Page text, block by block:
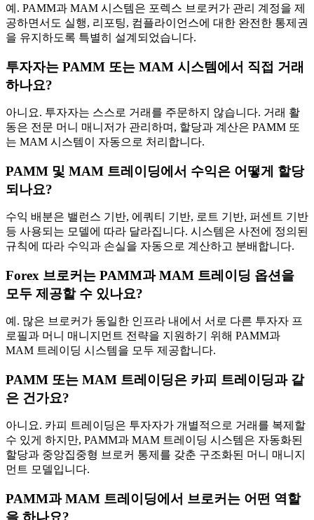
예. PAMM과 MAM 시스템은 포렉스 브로커가 관리 계정을 제
공하면서도 실행, 리포팅, 컴플라이언스에 대한 완전한 통제권
을 유지하도록 특별히 설계되었습니다.
투자자는 PAMM 또는 MAM 시스템에서 직접 거래
하나요?
아니요. 투자자는 스스로 거래를 주문하지 않습니다. 거래 활
동은 전문 머니 매니저가 관리하며, 할당과 계산은 PAMM 또
는 MAM 시스템이 자동으로 처리합니다.
PAMM 및 MAM 트레이딩에서 수익은 어떻게 할당
되나요?
수익 배분은 밸런스 기반, 에쿼티 기반, 로트 기반, 퍼센트 기반
등 사용되는 모델에 따라 달라집니다. 시스템은 사전에 정의된
규칙에 따라 수익과 손실을 자동으로 계산하고 분배합니다.
Forex 브로커는 PAMM과 MAM 트레이딩 옵션을
모두 제공할 수 있나요?
예. 많은 브로커가 동일한 인프라 내에서 서로 다른 투자자 프
로필과 머니 매니지먼트 전략을 지원하기 위해 PAMM과
MAM 트레이딩 시스템을 모두 제공합니다.
PAMM 또는 MAM 트레이딩은 카피 트레이딩과 같
은 건가요?
아니요. 카피 트레이딩은 투자자가 개별적으로 거래를 복제할
수 있게 하지만, PAMM과 MAM 트레이딩 시스템은 자동화된
할당과 중앙집중형 브로커 통제를 갖춘 구조화된 머니 매니지
먼트 모델입니다.
PAMM과 MAM 트레이딩에서 브로커는 어떤 역할
을 하나요?